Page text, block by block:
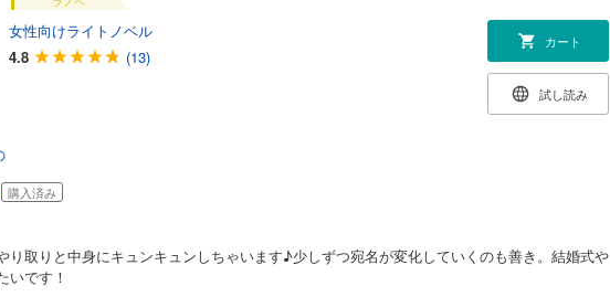
女性向けライトノベル
4.8
(13)
カート
試し読み
購入済み
り取りと中身にキュンキュンしちゃいます♪少しずつ宛名が変化していくのも善き。結婚式や
いです！